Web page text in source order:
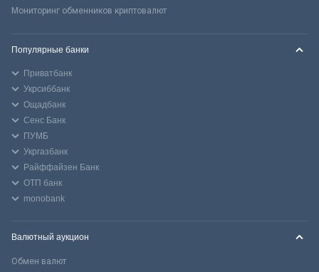
Мониторинг обменников криптовалют
Популярные банки
Приватбанк
Укрсиббанк
Ощадбанк
Сенс Банк
ПУМБ
Укргазбанк
Райффайзен Банк
ОТП банк
monobank
Валютный аукцион
Обмен валют